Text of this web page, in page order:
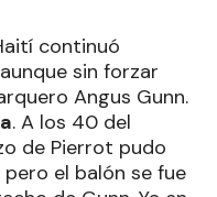
continuó
sin forzar
Angus Gunn.
. A los 40 del
de Pierrot pudo
el balón se fue